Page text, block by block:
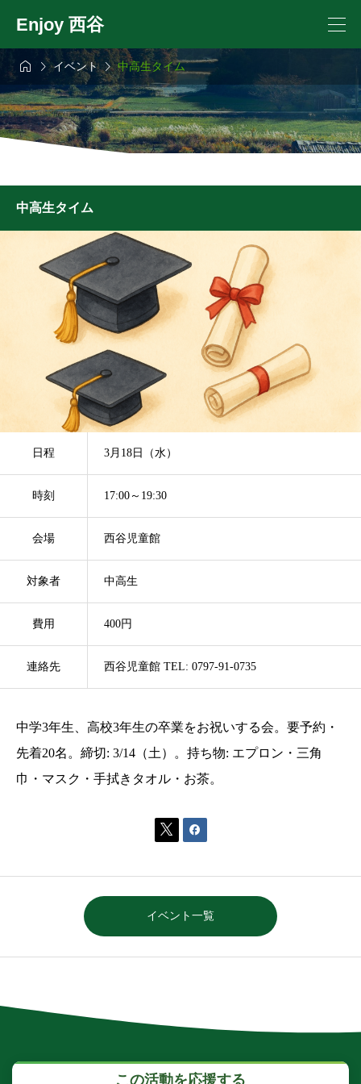
Enjoy 西谷
 イベント中高生タイム
中高生タイム
日程 3月18日（水）
時刻 17:00～19:30
会場 西谷児童館
対象者 中高生
費用 400円
連絡先 西谷児童館 TEL: 0797-91-0735
中学3年生、高校3年生の卒業をお祝いする会。要予約・
先着20名。締切: 3/14（土）。持ち物: エプロン・三角
巾・マスク・手拭きタオル・お茶。
 
イベント一覧
この活動を応援する